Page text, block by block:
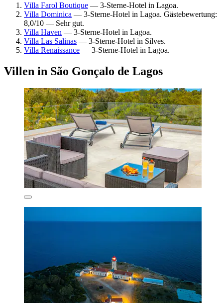
Villa Farol Boutique — 3-Sterne-Hotel in Lagoa.
Villa Dominica — 3-Sterne-Hotel in Lagoa. Gästebewertung:
8,0/10 — Sehr gut.
Villa Haven — 3-Sterne-Hotel in Lagoa.
Villa Las Salinas — 3-Sterne-Hotel in Silves.
Villa Renaissance — 3-Sterne-Hotel in Lagoa.
Villen in São Gonçalo de Lagos